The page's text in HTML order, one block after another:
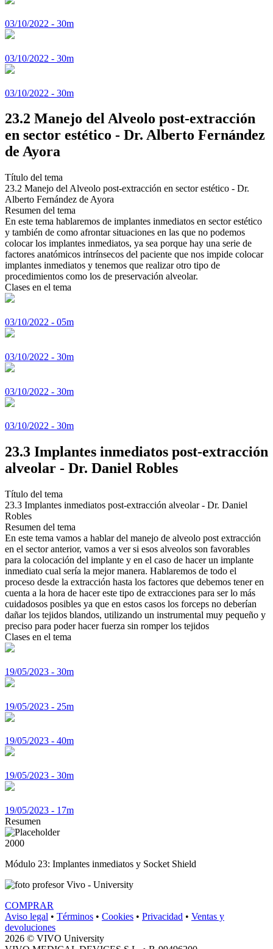
03/10/2022 - 30m
03/10/2022 - 30m
03/10/2022 - 30m
23.2 Manejo del Alveolo post-extracción
en sector estético - Dr. Alberto Fernández
de Ayora
Título del tema
23.2 Manejo del Alveolo post-extracción en sector estético - Dr.
Alberto Fernández de Ayora
Resumen del tema
En este tema hablaremos de implantes inmediatos en sector estético
y también de como afrontar situaciones en las que no podemos
colocar los implantes inmediatos, ya sea porque hay una serie de
factores anatómicos intrínsecos del paciente que nos impide colocar
implantes inmediatos y tenemos que realizar otro tipo de
procedimientos como los de preservación alveolar.
Clases en el tema
03/10/2022 - 05m
03/10/2022 - 30m
03/10/2022 - 30m
03/10/2022 - 30m
23.3 Implantes inmediatos post-extracción
alveolar - Dr. Daniel Robles
Título del tema
23.3 Implantes inmediatos post-extracción alveolar - Dr. Daniel
Robles
Resumen del tema
En este tema vamos a hablar del manejo de alveolo post extracción
en el sector anterior, vamos a ver si esos alveolos son favorables
para la colocación del implante y en el caso de hacer un implante
inmediato cual sería la mejor manera. Hablaremos de todo el
proceso desde la extracción hasta los factores que debemos tener en
cuenta a la hora de hacer este tipo de extracciones para ser lo más
cuidadosos posibles ya que en estos casos los forceps no deberían
dañar los tejidos blandos, utilizando un instrumental muy pequeño y
preciso para poder hacer fuerza sin romper los tejidos
Clases en el tema
19/05/2023 - 30m
19/05/2023 - 25m
19/05/2023 - 40m
19/05/2023 - 30m
19/05/2023 - 17m
Resumen
2000
Módulo 23: Implantes inmediatos y Socket Shield
Vivo - University
COMPRAR
Aviso legal • Términos • Cookies • Privacidad • Ventas y
devoluciones
2026 © VIVO University